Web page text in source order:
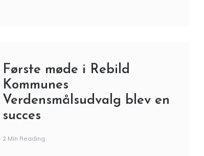
Første møde i Rebild
Kommunes
Verdensmålsudvalg blev en
succes
2 Min Reading